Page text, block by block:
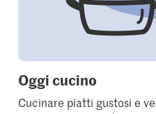
Oggi cucino
Cucinare piatti gustosi e